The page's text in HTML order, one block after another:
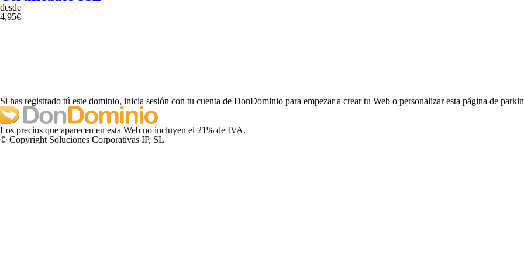
desde
4,95€
Si has registrado tú este dominio, inicia sesión con tu cuenta de DonDominio para empezar a crear tu Web o personalizar esta página de
Los precios que aparecen en esta Web no incluyen el 21% de IVA.
© Copyright Soluciones Corporativas IP, SL